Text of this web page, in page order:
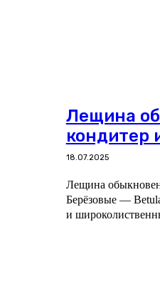
Лещина
кондитер
18.07.2025
Лещина
Берёзовые —
и